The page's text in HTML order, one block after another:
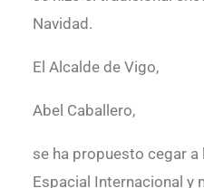
Navidad.
El Alcalde de Vigo,
Abel Caballero,
se ha propuesto cegar
Espacial Internacional y